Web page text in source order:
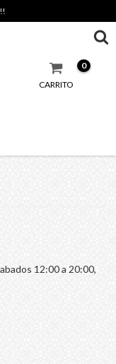
CARRITO
0
12:00 a 20:00,